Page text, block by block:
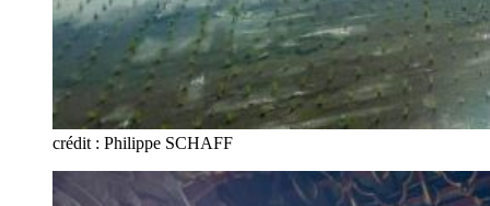
crédit : Philippe SCHAFF